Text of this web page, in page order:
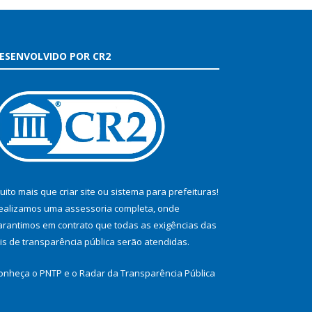
POR CR2
mais que criar site ou sistema para prefeituras!
uma assessoria completa, onde
em contrato que todas as exigências das
de transparência pública serão atendidas.
o PNTP e o Radar da Transparência Pública